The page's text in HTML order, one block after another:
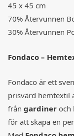
45 x 45 cm
70% Återvunnen
30% Återvunnen
Fondaco –
Fondaco är ett
prisvärd hemtextil
från gardiner och
för att skapa en